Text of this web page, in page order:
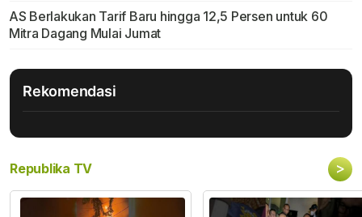
AS Berlakukan Tarif Baru hingga 12,5 Persen untuk 60
Mitra Dagang Mulai Jumat
Rekomendasi
Republika TV >